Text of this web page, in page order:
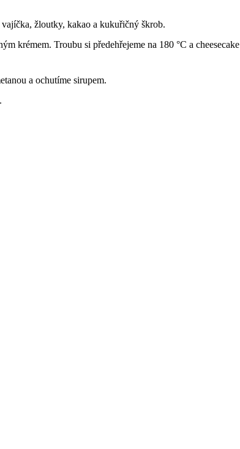
žloutky, kakao a kukuřičný škrob.
krémem. Troubu si předehřejeme na 180 °C a cheesecake
a ochutíme sirupem.